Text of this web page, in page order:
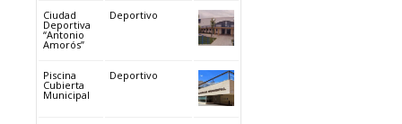
Ciudad
Deportiva
“Antonio
Amorós”
Deportivo
Piscina
Cubierta
Municipal
Deportivo